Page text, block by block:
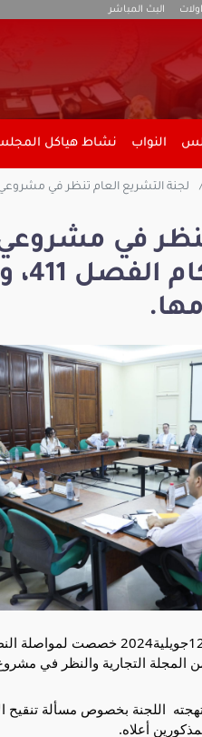
البث المباشر
النواب نشاط هياكل
لجنة التشريع العام تنظر في مشروعي القانونين
في مشروعي
أعلاه.